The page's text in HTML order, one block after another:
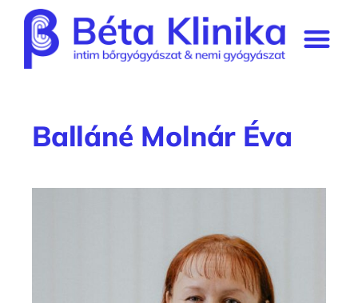
Balláné Molnár Éva